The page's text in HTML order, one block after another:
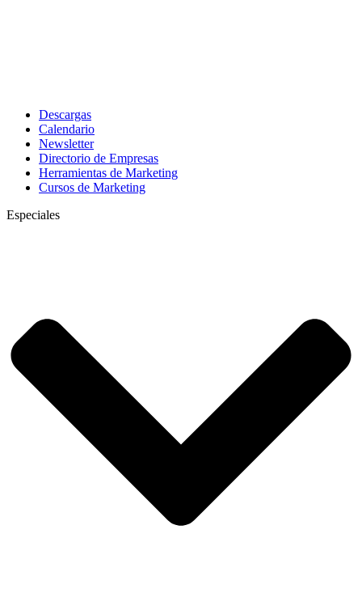
Descargas
Calendario
Newsletter
Directorio de Empresas
Herramientas de Marketing
Cursos de Marketing
Especiales